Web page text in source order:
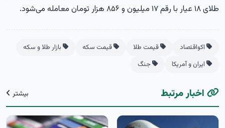
طلای ۱۸ عیار با رقم ۱۷ میلیون و ۸۵۶ هزار تومان معامله می‌شود.
اکواقتصاد قیمت طلا قیمت سکه
بازار طلا و سکه
ایران و آمریکا
جنگ
اخبار مرتبط بیشتر